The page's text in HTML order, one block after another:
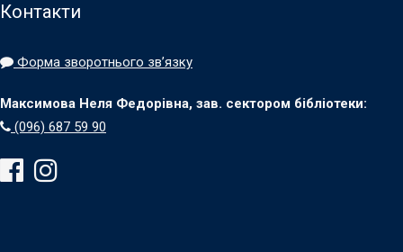
Контакти
Форма зворотнього зв’язку
Максимова Неля Федорівна, зав. сектором бібліотеки:
(096) 687 59 90